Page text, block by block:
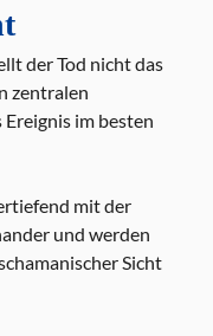
der Tod nicht das
zentralen
im besten
mit der
und werden
Sicht